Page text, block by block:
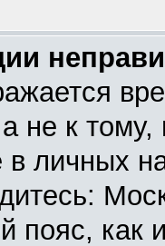
не к
личных
пояс, как